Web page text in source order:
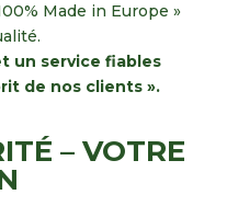
Made in Europe »
un service fiables
de nos clients ».
– VOTRE